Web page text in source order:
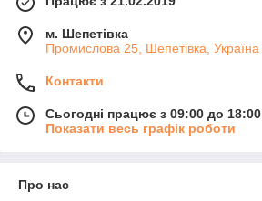
м. Шепетівка
Промислова 25, Шепетівка, Україна
Контакти
Сьогодні працює з 09:00 до 18:00
Показати весь графік роботи
Про нас